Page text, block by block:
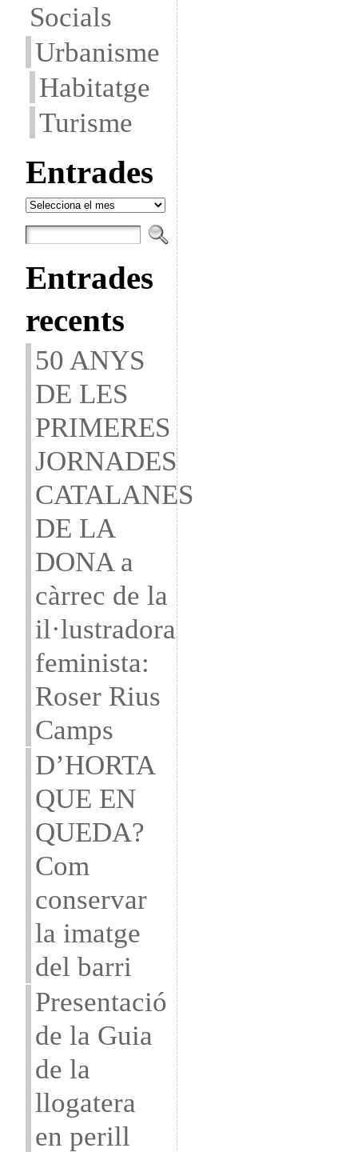
Socials
Urbanisme
Habitatge
Turisme
Entrades
Entrades
Entrades
recents
50 ANYS
DE LES
PRIMERES
JORNADES
CATALANES
DE LA
DONA a
càrrec de la
il·lustradora
feminista:
Roser Rius
Camps
D’HORTA
QUE EN
QUEDA?
Com
conservar
la imatge
del barri
Presentació
de la Guia
de la
llogatera
en perill